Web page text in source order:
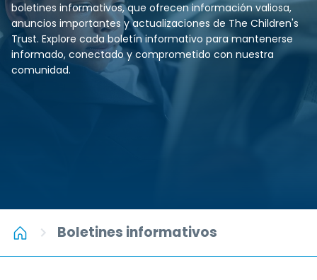
boletines informativos, que ofrecen información valiosa,
anuncios importantes y actualizaciones de The Children's
Trust. Explore cada boletín informativo para mantenerse
informado, conectado y comprometido con nuestra
comunidad.
Boletines informativos